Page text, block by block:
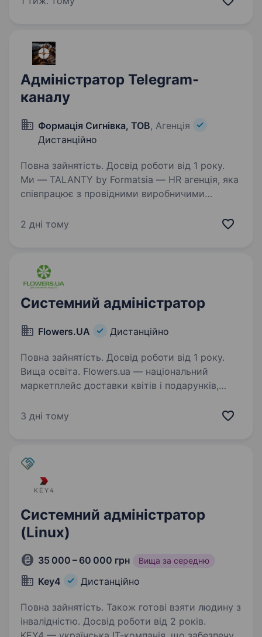
Адміністратор Telegram-
каналу
Формація Сигнівка, ТОВ, Агенція
Дистанційно
Повна зайнятість. Досвід роботи від 1 року.
Ми — TALANTY by Formatsia — HR агенція, яка
співпрацює з провідними виробничими
знаходити сильних фахівців та створювати
2 дні тому
Системний адміністратор
Flowers.UA Дистанційно
Повна зайнятість. Досвід роботи від 1 року.
Вища освіта. Flowers.ua — національний
маркетплейс доставки квітів і подарунків,
по всій Україні та світу Компанія активно
3 дні тому
Системний адміністратор
(Linux)
35 000 – 60 000 грн Вища за середню
Key4 Дистанційно
Повна зайнятість. Також готові взяти людину з
інвалідністю. Досвід роботи від 2 років.